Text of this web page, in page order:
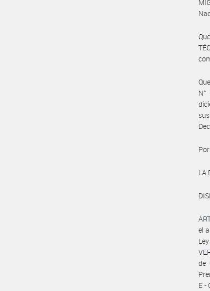
LA
el
de
E -